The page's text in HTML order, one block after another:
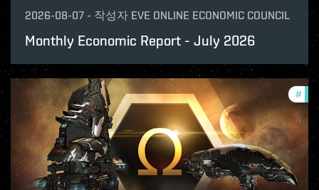
2026-08-07 - 작성자 EVE ONLINE ECONOMIC COUNCIL
Monthly Economic Report - July 2026
#